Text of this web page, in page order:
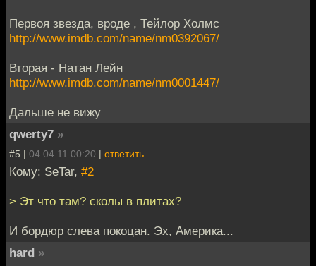
Первоя звезда, вроде , Тейлор Холмc
http://www.imdb.com/name/nm0392067/
Вторая - Натан Лейн
http://www.imdb.com/name/nm0001447/
Дальше не вижу
qwerty7 »
#5 | 04.04.11 00:20 | ответить
Кому: SeTar, #2
> Эт что там? сколы в плитах?
И бордюр слева покоцан. Эх, Америка...
hard »